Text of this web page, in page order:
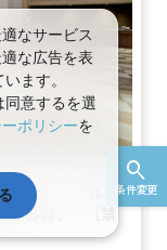
条件変更
トラベルス
お得♪－【禁
なサービス
な広告を表
ます。
意するを選
ポリシーを